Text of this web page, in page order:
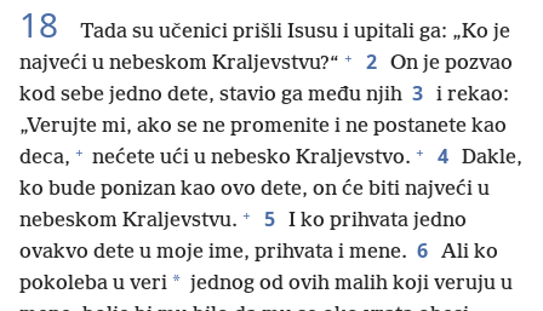
18
Tada su učenici prišli Isusu i upitali ga: „Ko je
najveći u nebeskom Kraljevstvu?“ + 2 On je pozvao
kod sebe jedno dete, stavio ga među njih 3 i rekao:
„Verujte mi, ako se ne promenite i ne postanete kao
deca, + nećete ući u nebesko Kraljevstvo. + 4 Dakle,
ko bude ponizan kao ovo dete, on će biti najveći u
nebeskom Kraljevstvu. + 5 I ko prihvata jedno
ovakvo dete u moje ime, prihvata i mene. 6 Ali ko
pokoleba u veri * jednog od ovih malih koji veruju u